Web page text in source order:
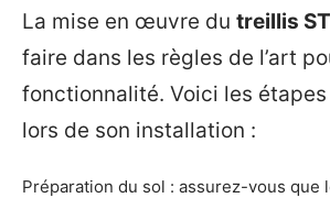
La mise en œuvre du treillis
faire dans les règles de l’art
fonctionnalité. Voici les
lors de son installation :
Préparation du sol : assurez-vous que